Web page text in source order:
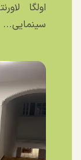
اولگا
سینمایی...